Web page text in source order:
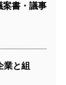
書・議事
と組